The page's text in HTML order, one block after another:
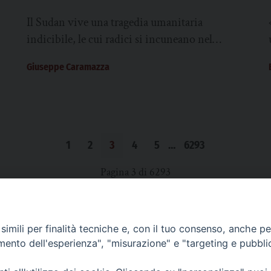
Il Sudan vive una tragedia umanitaria
indicibile, le cui radici si incuneano nel
regione...
Giuseppe Caramazza
1 2 3 4 5 … 6293
Pagina 3 di 6293
SCRIVICIper finalità tecniche e, con il tuo consenso, anche
dell'esperienza", "misurazione" e "targeting e